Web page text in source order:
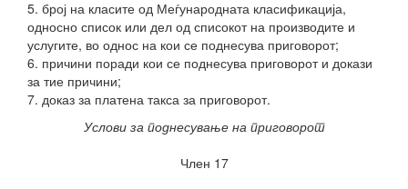
5. број на класите од Меѓународната класификација,
односно список или дел од списокот на производите и
услугите, во однос на кои се поднесува приговорот;
6. причини поради кои се поднесува приговорот и докази
за тие причини;
7. доказ за платена такса за приговорот.
Услови за поднесување на приговорот
Член 17